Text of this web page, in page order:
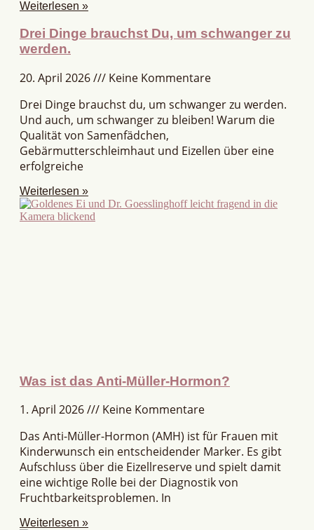
Weiterlesen »
Drei Dinge brauchst Du, um schwanger zu
werden.
20. April 2026
Keine Kommentare
Drei Dinge brauchst du, um schwanger zu werden.
Und auch, um schwanger zu bleiben! Warum die
Qualität von Samenfädchen,
Gebärmutterschleimhaut und Eizellen über eine
erfolgreiche
Weiterlesen »
Was ist das Anti-Müller-Hormon?
1. April 2026
Keine Kommentare
Das Anti-Müller-Hormon (AMH) ist für Frauen mit
Kinderwunsch ein entscheidender Marker. Es gibt
Aufschluss über die Eizellreserve und spielt damit
eine wichtige Rolle bei der Diagnostik von
Fruchtbarkeitsproblemen. In
Weiterlesen »